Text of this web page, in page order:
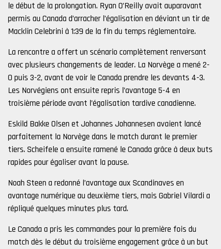
le début de la prolongation. Ryan O’Reilly avait auparavant
permis au Canada d’arracher l’égalisation en déviant un tir de
Macklin Celebrini à 1:39 de la fin du temps réglementaire.
La rencontre a offert un scénario complètement renversant
avec plusieurs changements de leader. La Norvège a mené 2-
0 puis 3-2, avant de voir le Canada prendre les devants 4-3.
Les Norvégiens ont ensuite repris l’avantage 5-4 en
troisième période avant l’égalisation tardive canadienne.
Eskild Bakke Olsen et Johannes Johannesen avaient lancé
parfaitement la Norvège dans le match durant le premier
tiers. Scheifele a ensuite ramené le Canada grâce à deux buts
rapides pour égaliser avant la pause.
Noah Steen a redonné l’avantage aux Scandinaves en
avantage numérique au deuxième tiers, mais Gabriel Vilardi a
répliqué quelques minutes plus tard.
Le Canada a pris les commandes pour la première fois du
match dès le début du troisième engagement grâce à un but